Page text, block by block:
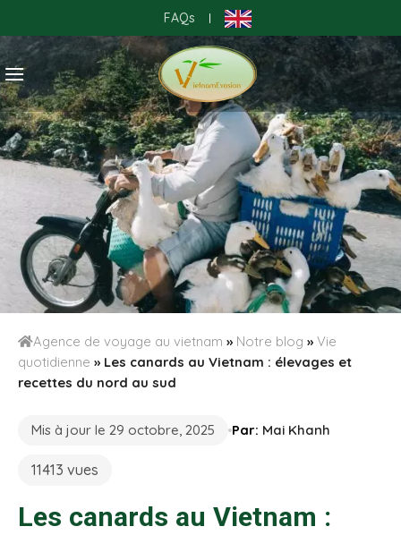
to
content
FAQs |
Agence de voyage au vietnam » Notre blog » Vie
quotidienne » Les canards au Vietnam : élevages et
recettes du nord au sud
Mis à jour le 29 octobre, 2025 Par: Mai Khanh
11413 vues
Les canards au Vietnam :